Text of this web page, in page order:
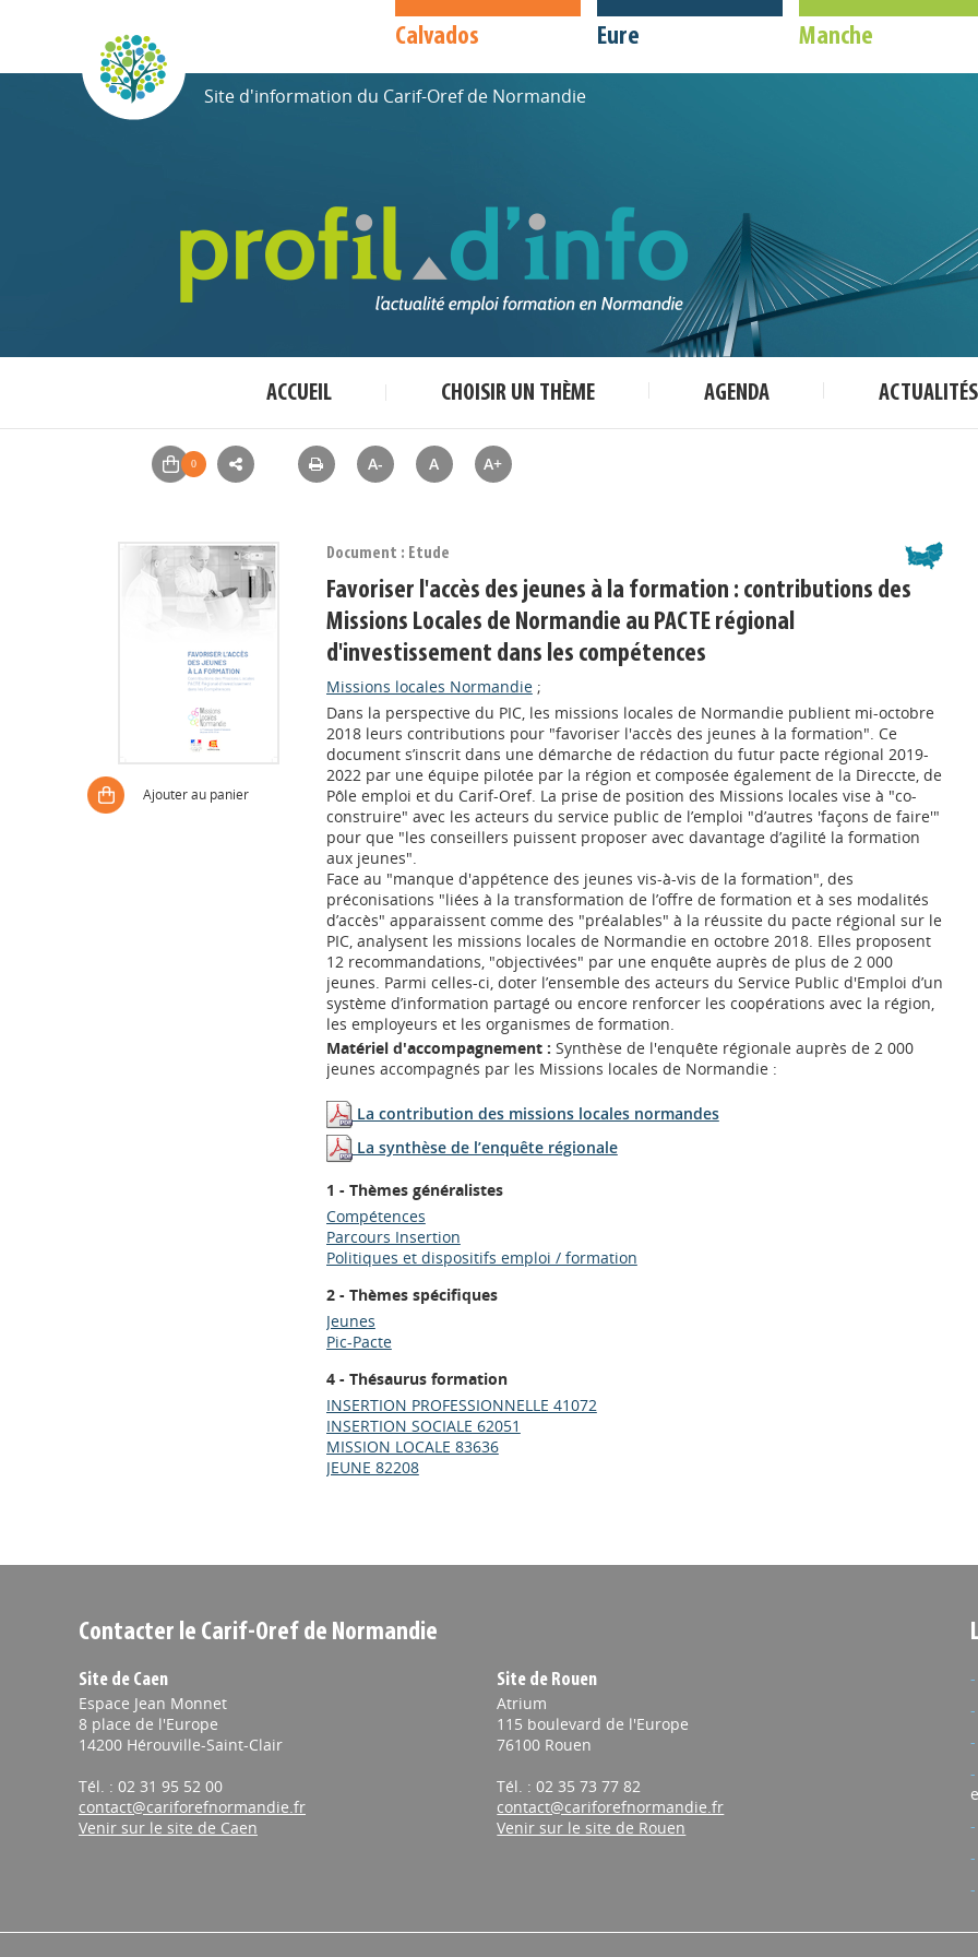
Calvados Eure Manche
Site d'information du Carif-Oref de Normandie
ACCUEIL CHOISIR UN THÈME AGENDA ACTUALITÉS
A- A A+
Ajouter au panier
Document : Etude
Favoriser l'accès des jeunes à la formation : contributions des
Missions Locales de Normandie au PACTE régional
d'investissement dans les compétences
Missions locales Normandie;
Dans la perspective du PIC, les missions locales de Normandie publient mi-octobre
2018 leurs contributions pour "favoriser l'accès des jeunes à la formation". Ce
document s’inscrit dans une démarche de rédaction du futur pacte régional 2019-
2022 par une équipe pilotée par la région et composée également de la Direccte, de
Pôle emploi et du Carif-Oref. La prise de position des Missions locales vise à "co-
construire" avec les acteurs du service public de l’emploi "d’autres 'façons de faire'"
pour que "les conseillers puissent proposer avec davantage d’agilité la formation
aux jeunes".
Face au "manque d'appétence des jeunes vis-à-vis de la formation", des
préconisations "liées à la transformation de l’offre de formation et à ses modalités
d’accès" apparaissent comme des "préalables" à la réussite du pacte régional sur le
PIC, analysent les missions locales de Normandie en octobre 2018. Elles proposent
12 recommandations, "objectivées" par une enquête auprès de plus de 2 000
jeunes. Parmi celles-ci, doter l’ensemble des acteurs du Service Public d'Emploi d’un
système d’information partagé ou encore renforcer les coopérations avec la région,
les employeurs et les organismes de formation.
Matériel d'accompagnement : Synthèse de l'enquête régionale auprès de 2 000
jeunes accompagnés par les Missions locales de Normandie :
La contribution des missions locales normandes
La synthèse de l’enquête régionale
1 - Thèmes généralistes
Compétences
Parcours Insertion
Politiques et dispositifs emploi / formation
2 - Thèmes spécifiques
Jeunes
Pic-Pacte
4 - Thésaurus formation
INSERTION PROFESSIONNELLE 41072
INSERTION SOCIALE 62051
MISSION LOCALE 83636
JEUNE 82208
Contacter le Carif-Oref de Normandie
Site de Caen
Espace Jean Monnet
8 place de l'Europe
14200 Hérouville-Saint-Clair
Tél. : 02 31 95 52 00
contact@cariforefnormandie.fr
Venir sur le site de Caen
Site de Rouen
Atrium
115 boulevard de l'Europe
76100 Rouen
Tél. : 02 35 73 77 82
contact@cariforefnormandie.fr
Venir sur le site de Rouen